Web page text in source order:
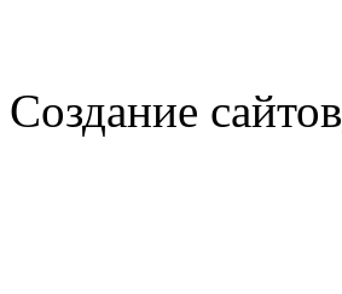
Создание сайтов